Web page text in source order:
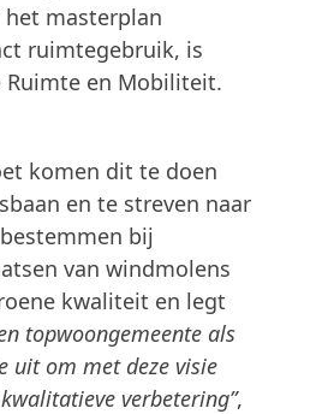
het masterplan
ruimtegebruik, is
en Mobiliteit.
komen dit te doen
en te streven naar
bij
van windmolens
kwaliteit en legt
topwoongemeente als
uit om met deze visie
verbetering”,